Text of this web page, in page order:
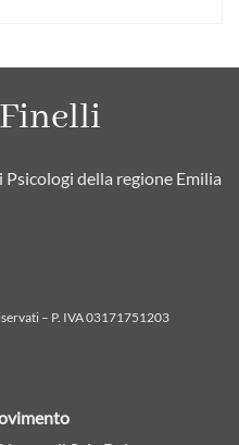
Psicologi della regione Emilia
– P. IVA 03171751203